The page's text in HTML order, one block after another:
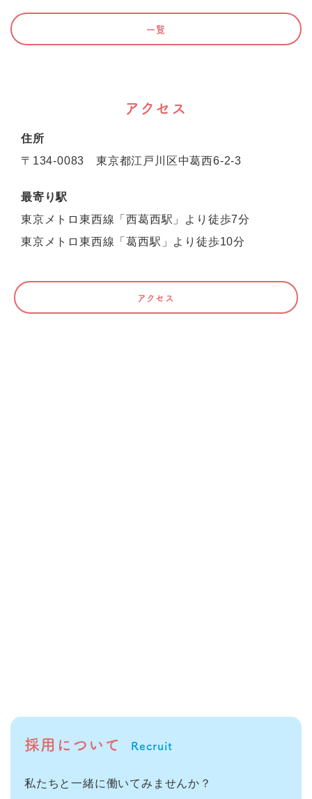
一覧
アクセス
住所
〒134-0083 東京都江戸川区中葛西6-2-3
最寄り駅
東京メトロ東西線「西葛西駅」より徒歩7分
東京メトロ東西線「葛西駅」より徒歩10分
アクセス
採用について Recruit
私たちと一緒に働いてみませんか？